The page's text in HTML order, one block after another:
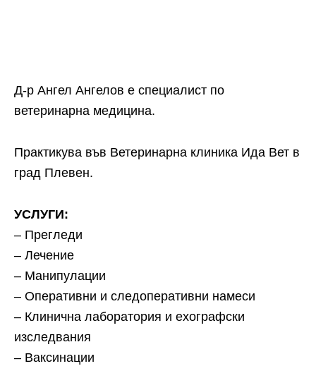
Д-р Ангел Ангелов е специалист по
ветеринарна медицина.
Практикува във Ветеринарна клиника Ида Вет в
град Плевен.
УСЛУГИ:
– Прегледи
– Лечение
– Манипулации
– Оперативни и следоперативни намеси
– Клинична лаборатория и ехографски
изследвания
– Ваксинации